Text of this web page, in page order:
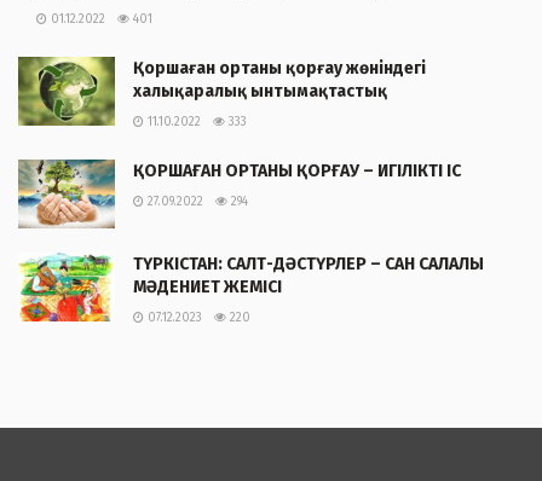
01.12.2022 401
Қоршаған ортаны қорғау жөніндегі
халықаралық ынтымақтастық
11.10.2022 333
ҚОРШАҒАН ОРТАНЫ ҚОРҒАУ – ИГІЛІКТІ ІС
27.09.2022 294
ТҮРКІСТАН: САЛТ-ДӘСТҮРЛЕР – САН САЛАЛЫ
МӘДЕНИЕТ ЖЕМІСІ
07.12.2023 220